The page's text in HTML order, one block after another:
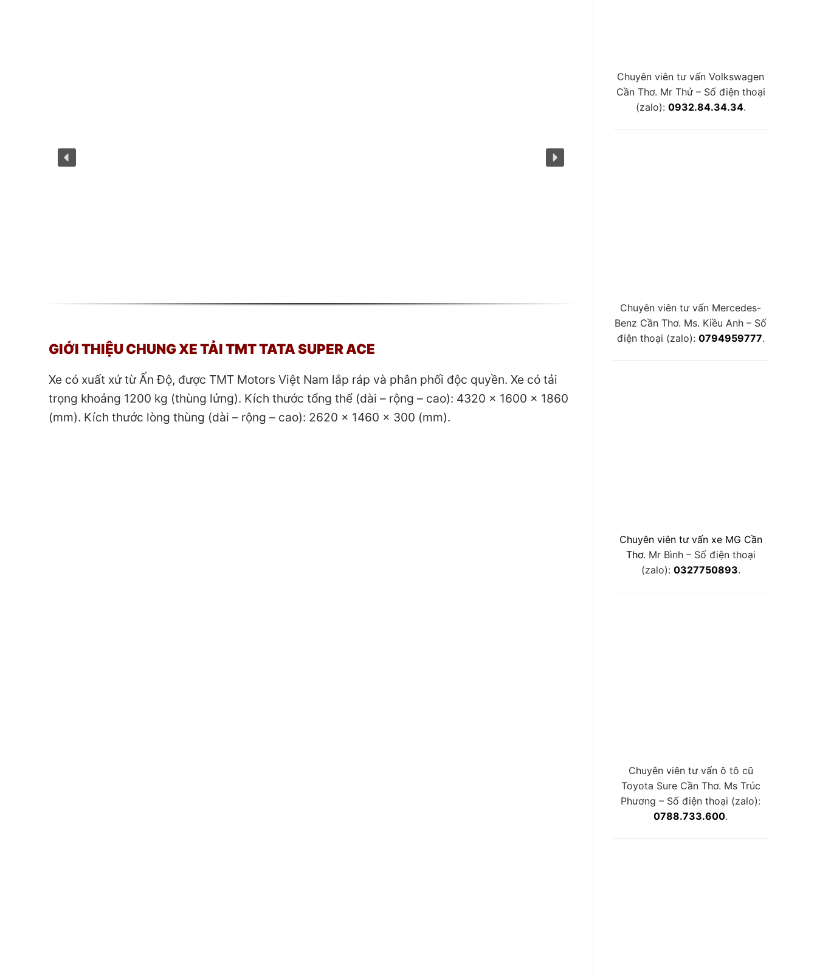
GIỚI THIỆU CHUNG XE TẢI TMT TATA SUPER ACE
Xe có xuất xứ từ Ấn Độ, được TMT Motors Việt Nam lắp ráp và phân phối độc quyền. Xe có tải
trọng khoảng 1200 kg (thùng lửng). Kích thước tổng thể (dài – rộng – cao): 4320 x 1600 x 1860
(mm). Kích thước lòng thùng (dài – rộng – cao): 2620 x 1460 x 300 (mm).
Chuyên viên tư vấn Volkswagen
Cần Thơ. Mr Thử – Số điện thoại
(zalo): 0932.84.34.34.
Chuyên viên tư vấn Mercedes-
Benz Cần Thơ. Ms. Kiều Anh – Số
điện thoại (zalo): 0794959777.
Chuyên viên tư vấn xe MG Cần
Thơ. Mr Bình – Số điện thoại
(zalo): 0327750893.
Chuyên viên tư vấn ô tô cũ
Toyota Sure Cần Thơ. Ms Trúc
Phương – Số điện thoại (zalo):
0788.733.600.